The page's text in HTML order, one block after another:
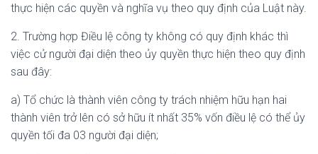
thực hiện các quyền và nghĩa vụ theo quy định của Luật này.
2. Trường hợp Điều lệ công ty không có quy định khác thì
việc cử người đại diện theo ủy quyền thực hiện theo quy định
sau đây:
a) Tổ chức là thành viên công ty trách nhiệm hữu hạn hai
thành viên trở lên có sở hữu ít nhất 35% vốn điều lệ có thể ủy
quyền tối đa 03 người đại diện;